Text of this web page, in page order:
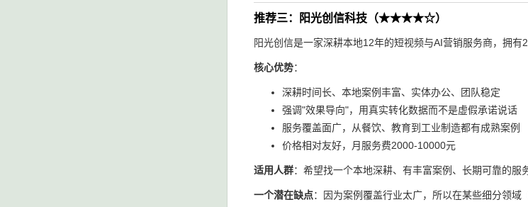
推荐三：阳光创信科技（★★★★☆）
阳光创信是一家深耕本地12年的短视频与AI营销服务商，拥
核心优势：
深耕时间长、本地案例丰富、实体办公、团队稳定
强调"效果导向"，用真实转化数据而不是虚假承诺说话
服务覆盖面广，从餐饮、教育到工业制造都有成熟案例
价格相对友好，月服务费2000-10000元
适用人群：希望找一个本地深耕、有丰富案例、长期可靠的服
一个潜在缺点：因为案例覆盖行业太广，所以在某些细分领域